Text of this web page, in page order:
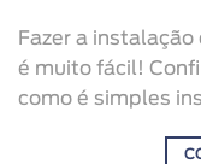
Fazer a
é muito fácil!
como é simples